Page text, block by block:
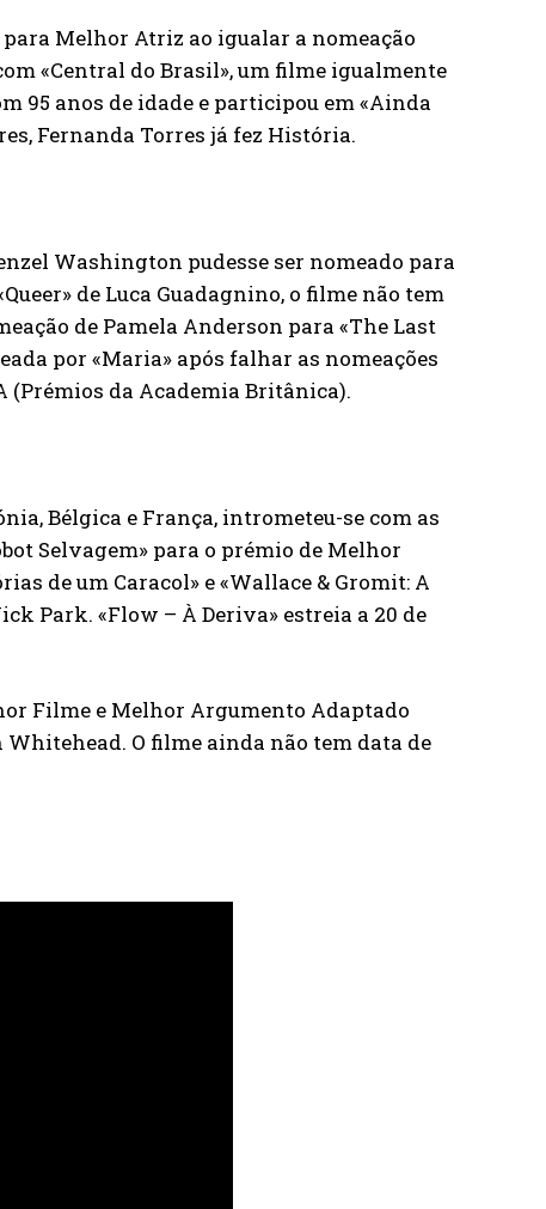
Melhor Atriz ao igualar a nomeação
«Central do Brasil», um filme igualmente
95 anos de idade e participou em «Ainda
Fernanda Torres já fez História.
Washington pudesse ser nomeado para
de Luca Guadagnino, o filme não tem
de Pamela Anderson para «The Last
por «Maria» após falhar as nomeações
(Prémios da Academia Britânica).
Bélgica e França, intrometeu-se com as
Selvagem» para o prémio de Melhor
de um Caracol» e «Wallace & Gromit: A
Park. «Flow – À Deriva» estreia a 20 de
Filme e Melhor Argumento Adaptado
O filme ainda não tem data de